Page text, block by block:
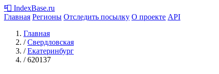
📮 IndexBase.ru
Главная Регионы Отследить посылку О проекте API
Главная
/ Свердловская
/ Екатеринбург
/ 620137